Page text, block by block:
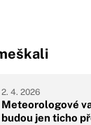
Meteorologové
budou jen ticho
2. 4. 2026